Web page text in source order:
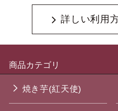
詳しい利用
商品カテゴリ
焼き芋(紅天使)